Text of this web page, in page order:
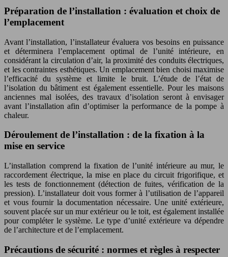
Préparation de l’installation : évaluation et choix de
l’emplacement
Avant l’installation, l’installateur évaluera vos besoins en puissance
et déterminera l’emplacement optimal de l’unité intérieure, en
considérant la circulation d’air, la proximité des conduits électriques,
et les contraintes esthétiques. Un emplacement bien choisi maximise
l’efficacité du système et limite le bruit. L’étude de l’état de
l’isolation du bâtiment est également essentielle. Pour les maisons
anciennes mal isolées, des travaux d’isolation seront à envisager
avant l’installation afin d’optimiser la performance de la pompe à
chaleur.
Déroulement de l’installation : de la fixation à la
mise en service
L’installation comprend la fixation de l’unité intérieure au mur, le
raccordement électrique, la mise en place du circuit frigorifique, et
les tests de fonctionnement (détection de fuites, vérification de la
pression). L’installateur doit vous former à l’utilisation de l’appareil
et vous fournir la documentation nécessaire. Une unité extérieure,
souvent placée sur un mur extérieur ou le toit, est également installée
pour compléter le système. Le type d’unité extérieure va dépendre
de l’architecture et de l’emplacement.
Précautions de sécurité : normes et règles à respecter